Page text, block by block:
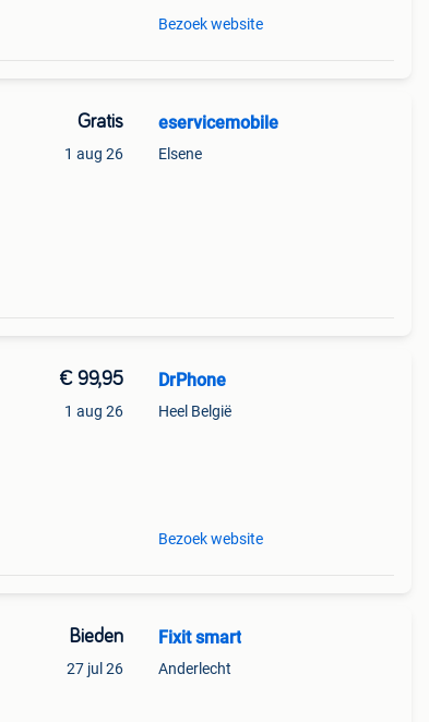
Bezoek website
Gratis
1 aug 26
eservicemobile
Elsene
€ 99,95
1 aug 26
DrPhone
Heel België
Bezoek website
Bieden
27 jul 26
Fixit smart
Anderlecht